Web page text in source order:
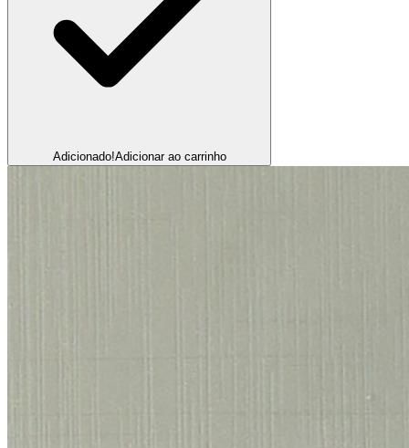
Adicionado!Adicionar ao carrinho